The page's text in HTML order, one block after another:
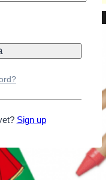
Sign up